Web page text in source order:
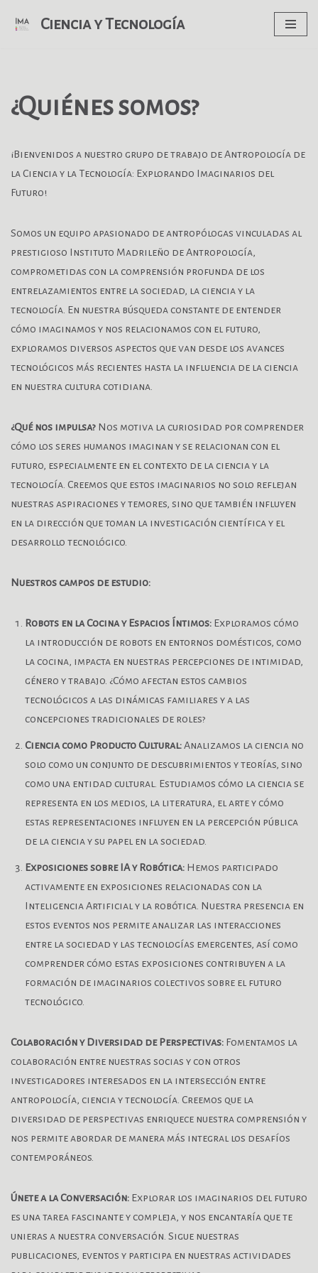
Ciencia y Tecnología
¿Quiénes somos?
¡Bienvenidos a nuestro grupo de trabajo de Antropología de
la Ciencia y la Tecnología: Explorando Imaginarios del
Futuro!
Somos un equipo apasionado de antropólogas vinculadas al
prestigioso Instituto Madrileño de Antropología,
comprometidas con la comprensión profunda de los
entrelazamientos entre la sociedad, la ciencia y la
tecnología. En nuestra búsqueda constante de entender
cómo imaginamos y nos relacionamos con el futuro,
exploramos diversos aspectos que van desde los avances
tecnológicos más recientes hasta la influencia de la ciencia
en nuestra cultura cotidiana.
¿Qué nos impulsa? Nos motiva la curiosidad por comprender
cómo los seres humanos imaginan y se relacionan con el
futuro, especialmente en el contexto de la ciencia y la
tecnología. Creemos que estos imaginarios no solo reflejan
nuestras aspiraciones y temores, sino que también influyen
en la dirección que toman la investigación científica y el
desarrollo tecnológico.
Nuestros campos de estudio:
Robots en la Cocina y Espacios Íntimos: Exploramos cómo
la introducción de robots en entornos domésticos, como
la cocina, impacta en nuestras percepciones de intimidad,
género y trabajo. ¿Cómo afectan estos cambios
tecnológicos a las dinámicas familiares y a las
concepciones tradicionales de roles?
Ciencia como Producto Cultural:Analizamos la ciencia no
solo como un conjunto de descubrimientos y teorías, sino
como una entidad cultural. Estudiamos cómo la ciencia se
representa en los medios, la literatura, el arte y cómo
estas representaciones influyen en la percepción pública
de la ciencia y su papel en la sociedad.
Exposiciones sobre IA y Robótica: Hemos participado
activamente en exposiciones relacionadas con la
Inteligencia Artificial y la robótica. Nuestra presencia en
estos eventos nos permite analizar las interacciones
entre la sociedad y las tecnologías emergentes, así como
comprender cómo estas exposiciones contribuyen a la
formación de imaginarios colectivos sobre el futuro
tecnológico.
Colaboración y Diversidad de Perspectivas: Fomentamos la
colaboración entre nuestras socias y con otros
investigadores interesados en la intersección entre
antropología, ciencia y tecnología. Creemos que la
diversidad de perspectivas enriquece nuestra comprensión y
nos permite abordar de manera más integral los desafíos
contemporáneos.
Únete a la Conversación: Explorar los imaginarios del futuro
es una tarea fascinante y compleja, y nos encantaría que te
unieras a nuestra conversación. Sigue nuestras
publicaciones, eventos y participa en nuestras actividades